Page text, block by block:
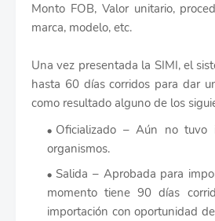
Monto FOB, Valor unitario,
marca, modelo, etc.
Una vez presentada la SIMI, el
hasta 60 días corridos para dar
como resultado alguno de los
Oficializado – Aún no tuvo
organismos.
Salida – Aprobada para
momento tiene 90 días
importación con oportunidad